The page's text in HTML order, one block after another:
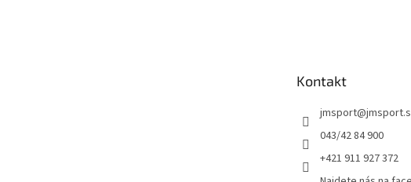
Kontakt
jmsport@
043/42 84 900
+421 911 927 372